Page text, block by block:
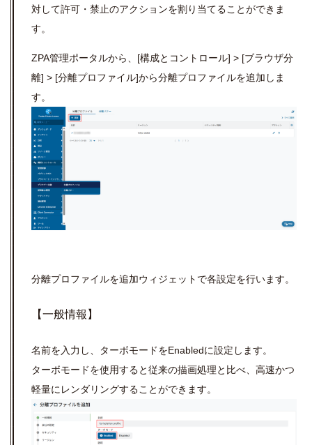
対して許可・禁止のアクションを割り当てることができま
す。
ZPA管理ポータルから、[構成とコントロール] > [ブラウザ分
離] > [分離プロファイル]から分離プロファイルを追加しま
す。
分離プロファイルを追加ウィジェットで各設定を行います。
【一般情報】
名前を入力し、ターボモードをEnabledに設定します。
ターボモードを使用すると従来の描画処理と比べ、高速かつ
軽量にレンダリングすることができます。